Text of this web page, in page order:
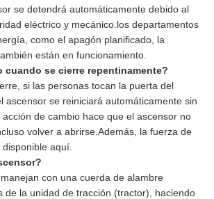
se detendrá automáticamente debido al
eléctrico y mecánico.los departamentos
como el apagón planificado, la
están en funcionamiento.
cuando se cierre repentinamente?
si las personas tocan la puerta del
ascensor se reiniciará automáticamente sin
de cambio hace que el ascensor no
volver a abrirse.Además, la fuerza de
aquí.
con una cuerda de alambre
de la unidad de tracción (tractor), haciendo